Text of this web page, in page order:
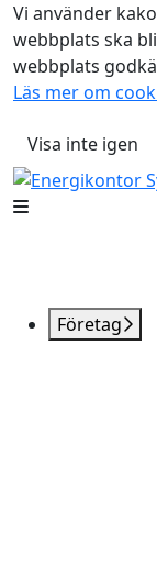
Vi använder
webbplats ska
webbplats
Läs mer om
Visa inte igen
Företag